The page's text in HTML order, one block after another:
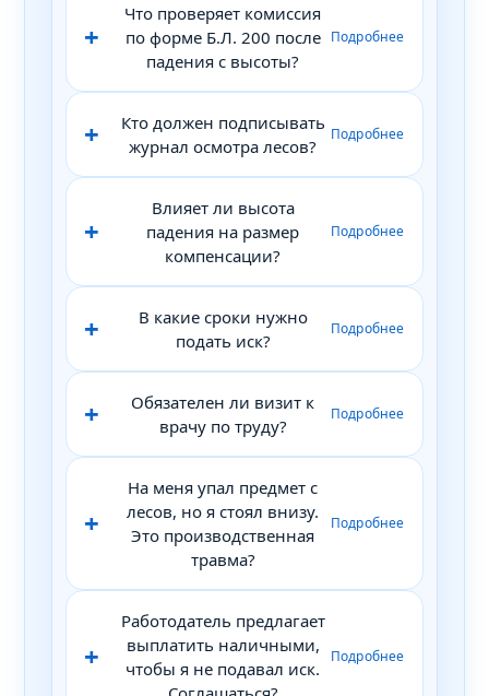
Что проверяет комиссия
по форме Б.Л. 200 после
падения с высоты?
Кто должен подписывать
журнал осмотра лесов?
Влияет ли высота
падения на размер
компенсации?
В какие сроки нужно
подать иск?
Обязателен ли визит к
врачу по труду?
На меня упал предмет с
лесов, но я стоял внизу.
Это производственная
травма?
Работодатель предлагает
выплатить наличными,
чтобы я не подавал иск.